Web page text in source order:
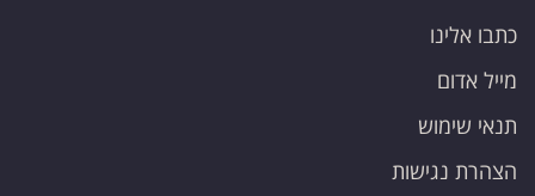
כתבו אלינו
מייל אדום
תנאי שימוש
הצהרת נגישות